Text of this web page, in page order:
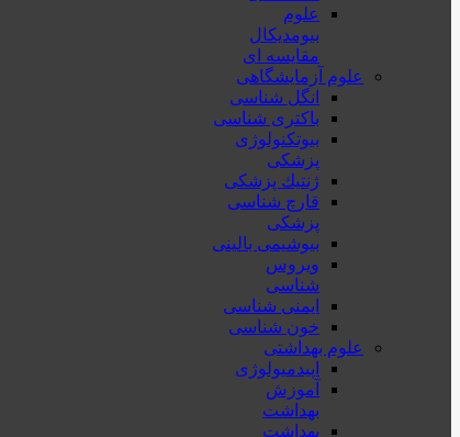
علوم
بیومدیکال
مقایسه ای
علوم آزمایشگاهی
انگل شناسی
باکتری شناسی
بیوتکنولوژی
پزشکی
ژنتيك پزشکی
قارچ شناسی
پزشكی
بیوشیمی بالینی
ویروس
شناسی
ایمنی شناسی
خون شناسی
علوم بهداشتی
اپیدمیولوژی
آموزش
بهداشت
بهداشت